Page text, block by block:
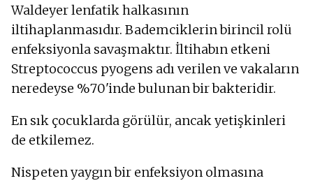
Waldeyer lenfatik halkasının
iltihaplanmasıdır. Bademciklerin birincil rolü
enfeksiyonla savaşmaktır. İltihabın etkeni
Streptococcus pyogens adı verilen ve vakaların
neredeyse %70'inde bulunan bir bakteridir.
En sık çocuklarda görülür, ancak yetişkinleri
de etkilemez.
Nispeten yaygın bir enfeksiyon olmasına